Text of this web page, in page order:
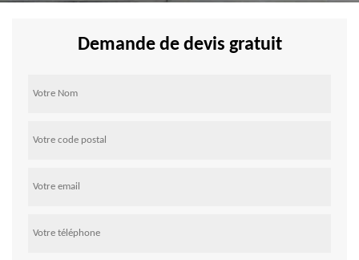
Demande de devis gratuit